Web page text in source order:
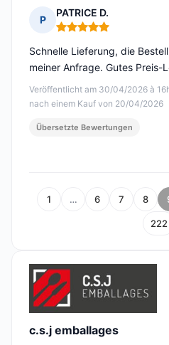
P
PATRICE D.
Hinweis: 5 von 5
Veröffentlicht am 30/04/2026 à
nach einem Kauf von 20/04/2026
Schnelle Lieferung, die
meiner Anfrage. Gutes Preis-
Übersetzte Bewertungen
1 … 6 7 8
222
c.s.j emballages